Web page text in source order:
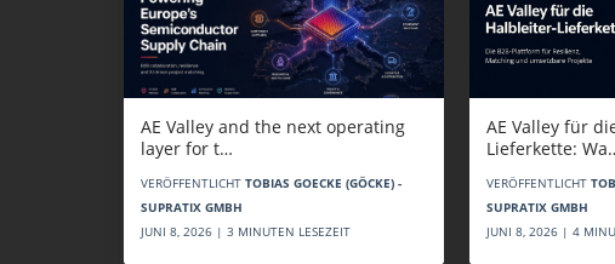
AE Valley and the next operating
layer for t…
VERÖFFENTLICHT TOBIAS GOECKE (GÖCKE) -
SUPRATIX GMBH
JUNI 8, 2026 | 3 MINUTEN LESEZEIT
AE Valley für
Lieferkette:
VERÖFFENTLICHT
SUPRATIX GMBH
JUNI 8, 2026 | 4